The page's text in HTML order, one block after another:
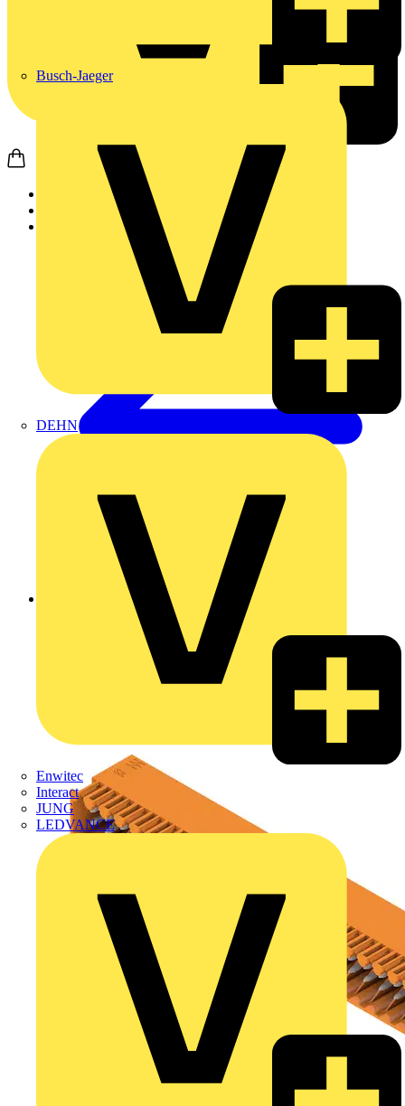
Busch-Jaeger
DEHN
Enwitec
Interact
JUNG
LEDVANCE
Zurück zu Produkte